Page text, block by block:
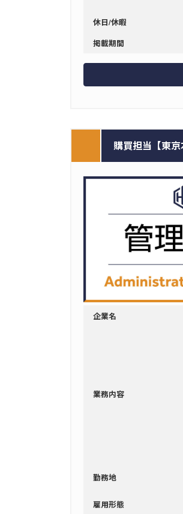
休日/休暇
掲載期間
購買担当【東京
企業名
業務内容
勤務地
雇用形態